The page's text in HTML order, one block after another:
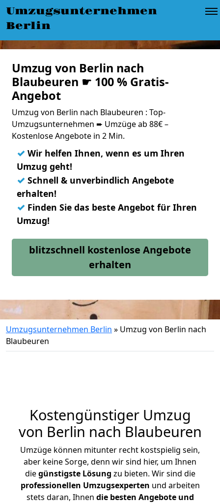
Umzugsunternehmen
Berlin
Umzug von Berlin nach
Blaubeuren ☛ 100 % Gratis-
Angebot
Umzug von Berlin nach Blaubeuren : Top-
Umzugsunternehmen ➨ Umzüge ab 88€ –
Kostenlose Angebote in 2 Min.
✓ Wir helfen Ihnen, wenn es um Ihren
Umzug geht!
✓ Schnell & unverbindlich Angebote
erhalten!
✓ Finden Sie das beste Angebot für Ihren
Umzug!
blitzschnell kostenlose Angebote
erhalten
Umzugsunternehmen Berlin » Umzug von Berlin nach
Blaubeuren
Kostengünstiger Umzug
von Berlin nach Blaubeuren
Umzüge können mitunter recht kostspielig sein,
aber keine Sorge, denn wir sind hier, um Ihnen
diegünstigste Lösung zu bieten. Wir sind die
professionellen Umzugsexperten und arbeiten
stets daran, Ihnen die besten Angebote und